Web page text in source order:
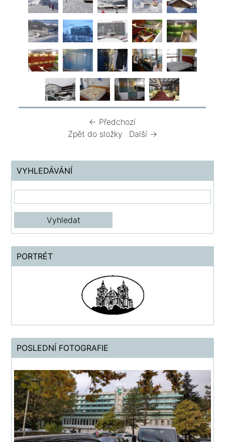
← Předchozí
Zpět do složky
Další →
VYHLEDÁVÁNÍ
PORTRÉT
POSLEDNÍ FOTOGRAFIE